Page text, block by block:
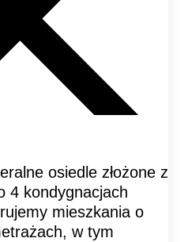
osiedle złożone z
4 kondygnacjach
mieszkania o
w tym